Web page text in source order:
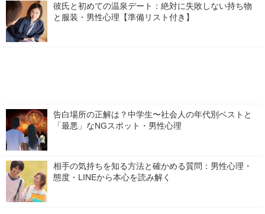
彼氏と初めての温泉デート：絶対に失敗しない持ち物
と服装・男性心理【準備リスト付き】
告白場所の正解は？中学生〜社会人の年代別ベストと
「最悪」なNGスポット・男性心理
相手の気持ちを知る方法と確かめる質問：男性心理・
態度・LINEから本心を読み解く